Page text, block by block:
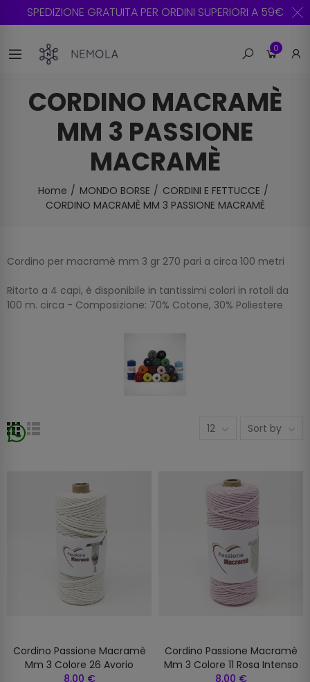
SPEDIZIONE GRATUITA PER ORDINI SUPERIORI A 59€
0
CORDINO MACRAMÈ
MM 3 PASSIONE
MACRAMÈ
Home MONDO BORSE
CORDINI E FETTUCCE
CORDINO MACRAMÈ MM 3 PASSIONE MACRAMÈ
Cordino per macramè mm 3 gr 270 pari a circa 100 metri
Ritorto a 4 capi, è disponibile in tantissimi colori in rotoli da
100 m. circa - Composizione: 70% Cotone, 30% Poliestere
12 Sort by
Cordino Passione Macramè
Mm 3 Colore 26 Avorio
8,00 €
Cordino Passione Macramè
Mm 3 Colore 11 Rosa Intenso
8,00 €